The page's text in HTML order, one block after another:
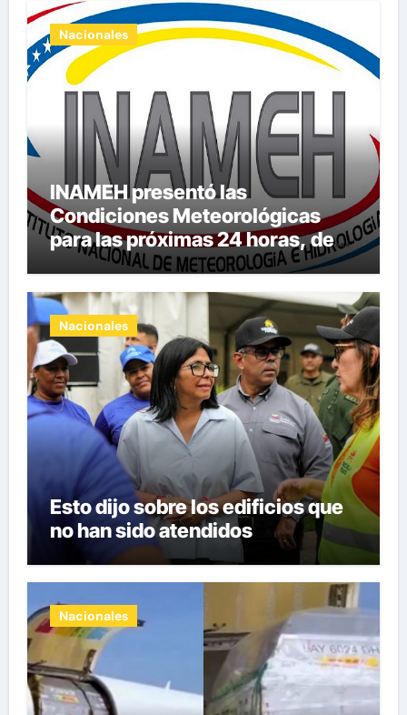
Nacionales
INAMEH presentó las
Condiciones Meteorológicas
para las próximas 24 horas, de
este jueves 6 de agosto 2026
Nacionales
Esto dijo sobre los edificios que
no han sido atendidos
Nacionales